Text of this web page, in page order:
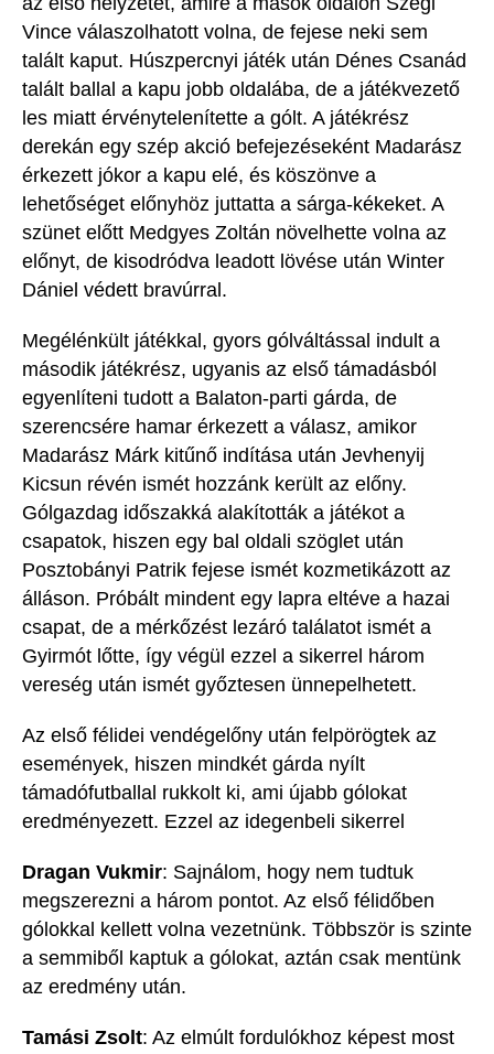
Vince válaszolhatott volna, de fejese neki sem
talált kaput. Húszpercnyi játék után Dénes Csanád
talált ballal a kapu jobb oldalába, de a játékvezető
les miatt érvénytelenítette a gólt. A játékrész
derekán egy szép akció befejezéseként Madarász
érkezett jókor a kapu elé, és köszönve a
lehetőséget előnyhöz juttatta a sárga-kékeket. A
szünet előtt Medgyes Zoltán növelhette volna az
előnyt, de kisodródva leadott lövése után Winter
Dániel védett bravúrral.
Megélénkült játékkal, gyors gólváltással indult a
második játékrész, ugyanis az első támadásból
egyenlíteni tudott a Balaton-parti gárda, de
szerencsére hamar érkezett a válasz, amikor
Madarász Márk kitűnő indítása után Jevhenyij
Kicsun révén ismét hozzánk került az előny.
Gólgazdag időszakká alakították a játékot a
csapatok, hiszen egy bal oldali szöglet után
Posztobányi Patrik fejese ismét kozmetikázott az
álláson. Próbált mindent egy lapra eltéve a hazai
csapat, de a mérkőzést lezáró találatot ismét a
Gyirmót lőtte, így végül ezzel a sikerrel három
vereség után ismét győztesen ünnepelhetett.
Az első félidei vendégelőny után felpörögtek az
események, hiszen mindkét gárda nyílt
támadófutballal rukkolt ki, ami újabb gólokat
eredményezett. Ezzel az idegenbeli sikerrel
Dragan Vukmir: Sajnálom, hogy nem tudtuk
megszerezni a három pontot. Az első félidőben
gólokkal kellett volna vezetnünk. Többször is szinte
a semmiből kaptuk a gólokat, aztán csak mentünk
az eredmény után.
Tamási Zsolt: Az elmúlt fordulókhoz képest most